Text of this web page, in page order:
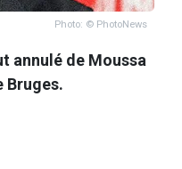
Photo: © PhotoNews
annulé de Moussa
Bruges.